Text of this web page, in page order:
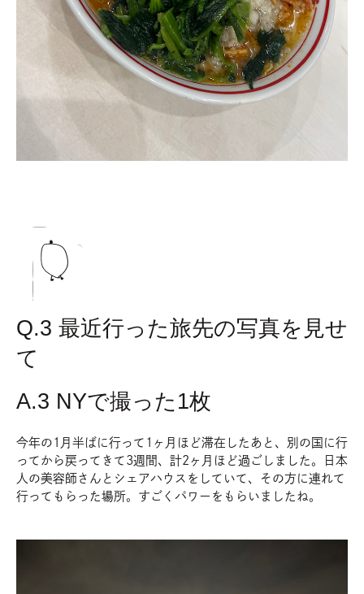
Q.3 最近行った旅先の写真を見せ
て
A.3 NYで撮った1枚
今年の1月半ばに行って1ヶ月ほど滞在したあと、別の国に行
ってから戻ってきて3週間、計2ヶ月ほど過ごしました。日本
人の美容師さんとシェアハウスをしていて、その方に連れて
行ってもらった場所。すごくパワーをもらいましたね。
O